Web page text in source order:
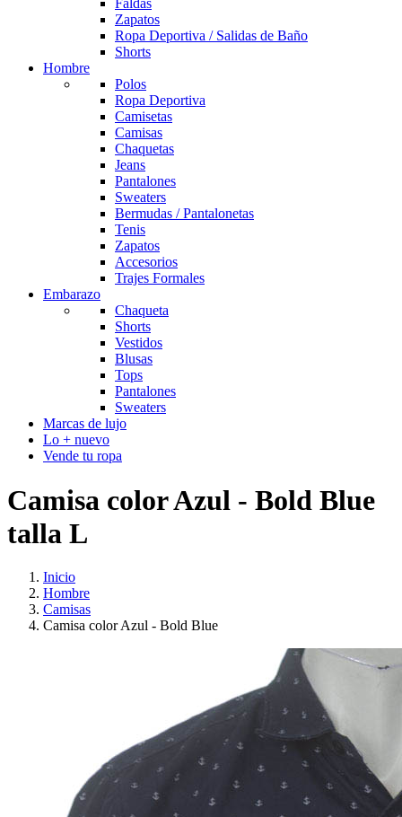
Faldas
Zapatos
Ropa Deportiva / Salidas de Baño
Shorts
Hombre
Polos
Ropa Deportiva
Camisetas
Camisas
Chaquetas
Jeans
Pantalones
Sweaters
Bermudas / Pantalonetas
Tenis
Zapatos
Accesorios
Trajes Formales
Embarazo
Chaqueta
Shorts
Vestidos
Blusas
Tops
Pantalones
Sweaters
Marcas de lujo
Lo + nuevo
Vende tu ropa
Camisa color Azul - Bold Blue
talla L
Inicio
Hombre
Camisas
Camisa color Azul - Bold Blue